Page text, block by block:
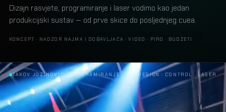
Dizajn rasvjete, programiranje i laser vodimo kao jedan
produkcijski sustav — od prve skice do posljednjeg cuea.
KONCEPT · NADZOR NAJMA I DOBAVLJAČA · VIDEO · PIRO · BUDŽETI
ALEKSANDRA PRIJOVIĆ · LASER SHOW DESIGN · CONTROL · LASER